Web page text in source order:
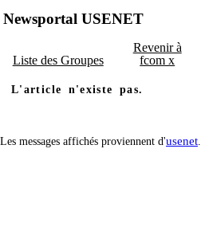
Newsportal USENET
Liste des Groupes
Revenir à
fcom x
L'article n'existe pas.
Les messages affichés proviennent d'usenet